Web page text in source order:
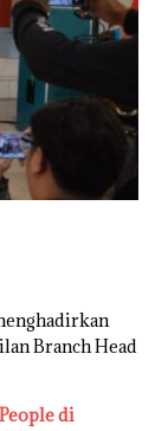
Branch Head
di